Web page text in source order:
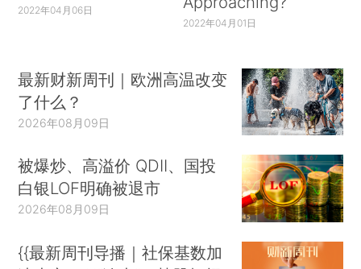
2022年04月06日
2022年04月01日
最新财新周刊｜欧洲高温改变
了什么？
2026年08月09日
被爆炒、高溢价 QDII、国投
白银LOF明确被退市
2026年08月09日
{{最新周刊导播｜社保基数加